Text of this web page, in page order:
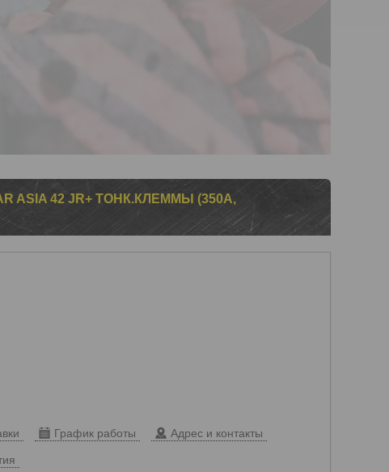
ASIA 42 JR+ ТОНК.КЛЕММЫ (350A,
График работы Адрес и контакты